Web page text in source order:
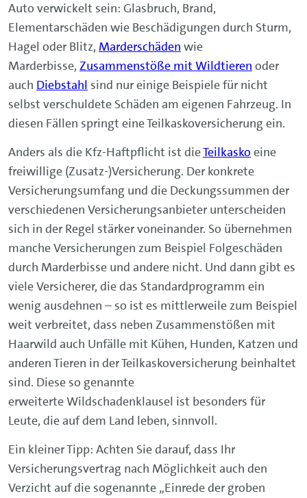
Auto verwickelt sein: Glasbruch, Brand,
Elementarschäden wie Beschädigungen durch Sturm,
Hagel oder Blitz, Marderschäden wie
Marderbisse, Zusammenstöße mit Wildtieren oder
auch Diebstahl sind nur einige Beispiele für nicht
selbst verschuldete Schäden am eigenen Fahrzeug. In
diesen Fällen springt eine Teilkaskoversicherung ein.
Anders als die Kfz-Haftpflicht ist dieTeilkasko eine
freiwillige (Zusatz-)Versicherung. Der konkrete
Versicherungsumfang und die Deckungssummen der
verschiedenen Versicherungsanbieter unterscheiden
sich in der Regel stärker voneinander. So übernehmen
manche Versicherungen zum Beispiel Folgeschäden
durch Marderbisse und andere nicht. Und dann gibt es
viele Versicherer, die das Standardprogramm ein
wenig ausdehnen – so ist es mittlerweile zum Beispiel
weit verbreitet, dass neben Zusammenstößen mit
Haarwild auch Unfälle mit Kühen, Hunden, Katzen und
anderen Tieren in der Teilkaskoversicherung beinhaltet
sind. Diese so genannte
erweiterte Wildschadenklausel ist besonders für
Leute, die auf dem Land leben, sinnvoll.
Ein kleiner Tipp: Achten Sie darauf, dass Ihr
Versicherungsvertrag nach Möglichkeit auch den
Verzicht auf die sogenannte „Einrede der groben